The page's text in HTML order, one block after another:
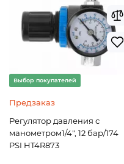
Выбор покупателей
Предзаказ
Регулятор давления с
манометром1/4″, 12 бар/174
PSI HT4R873